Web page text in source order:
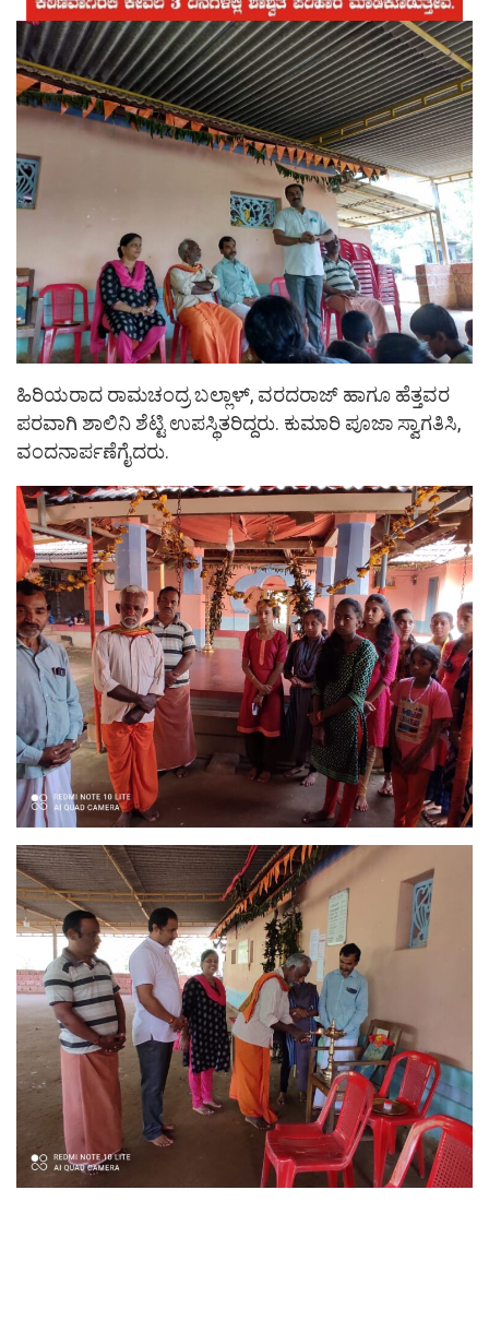
ಹಿರಿಯರಾದ ರಾಮಚಂದ್ರ ಬಲ್ಲಾಳ್, ವರದರಾಜ್ ಹಾಗೂ ಹೆತ್ತವರ
ಪರವಾಗಿ ಶಾಲಿನಿ ಶೆಟ್ಟಿ ಉಪಸ್ಥಿತರಿದ್ದರು. ಕುಮಾರಿ ಪೂಜಾ ಸ್ವಾಗತಿಸಿ,
ವಂದನಾರ್ಪಣೆಗೈದರು.